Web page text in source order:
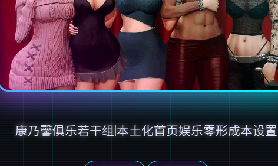
康乃馨俱乐若干组|本土化首页娱乐零形成本设置